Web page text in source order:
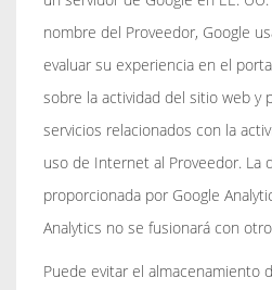
nombre del Proveedor, Google
evaluar su experiencia en el
sobre la actividad del sitio web y
servicios relacionados con la
uso de Internet al Proveedor. La
proporcionada por Google
Analytics no se fusionará con
Puede evitar el almacenamiento